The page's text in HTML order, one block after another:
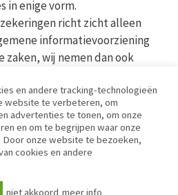
in enige vorm.
richt zicht alleen
informatievoorziening
wij nemen dan ook
de website van de AFM
| Werkwijze
en andere tracking-technologieën
website te verbeteren, om
advertenties te tonen, om onze
en om te begrijpen waar onze
Door onze website te bezoeken,
cookies en andere
niet akkoord meer info